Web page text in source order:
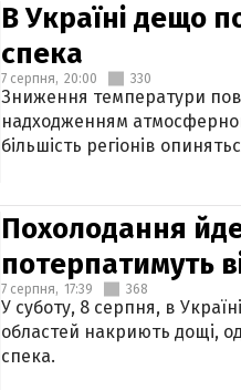
В Україні дещо
спека
7 серпня, 20:00 330
Зниження температури
надходженням
більшість регіонів
Похолодання
потерпатимуть
7 серпня, 17:39 368
У суботу, 8 серпня, в
областей накриють дощі,
спека.